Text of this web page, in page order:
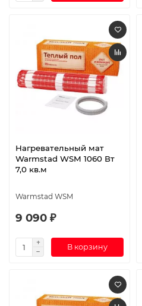
Нагревательный мат
Warmstad WSM 1060 Вт
7,0 кв.м
Warmstad WSM
9 090 ₽
В корзину